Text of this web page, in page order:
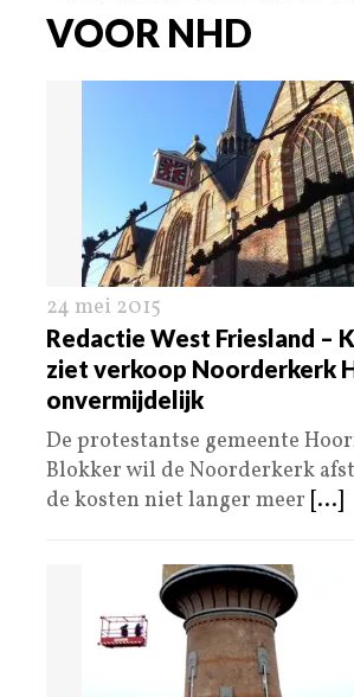
VOOR NHD
24 mei 2015
Redactie West Friesland –
ziet verkoop Noorderkerk
onvermijdelijk
De protestantse gemeente
Blokker wil de Noorderkerk
de kosten niet langer meer [...]